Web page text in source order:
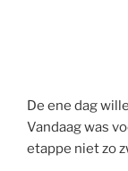
De ene dag
Vandaag was
etappe niet zo